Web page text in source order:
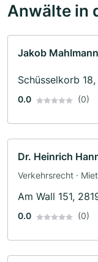
Anwälte in
Jakob
Schüsselkorb
0.0 (0)
Dr. Heinrich
Verkehrsrecht ·
Am Wall 151,
0.0 (0)